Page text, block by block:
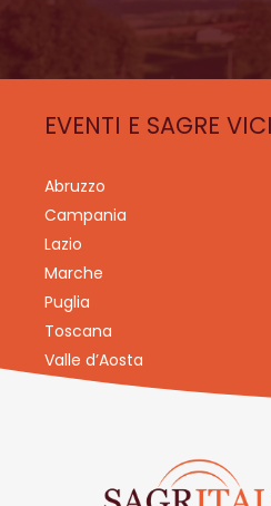
EVENTI E SAGRE
Abruzzo
Campania
Lazio
Marche
Puglia
Toscana
Valle d’Aosta